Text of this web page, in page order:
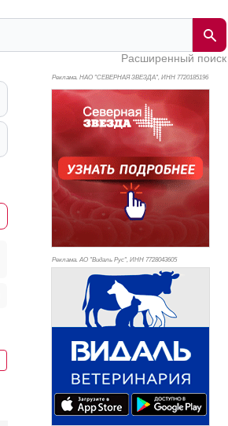
Расширенный поиск
Реклама. НАО "СЕВЕРНАЯ ЗВЕЗДА", ИНН 7720185196
Реклама. АО "Видаль Рус", ИНН 7728043605